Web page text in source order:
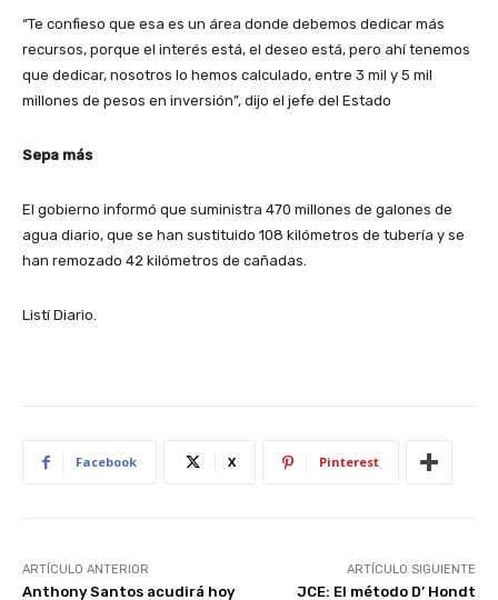
“Te confieso que esa es un área donde debemos dedicar más
recursos, porque el interés está, el deseo está, pero ahí tenemos
que dedicar, nosotros lo hemos calculado, entre 3 mil y 5 mil
millones de pesos en inversión”, dijo el jefe del Estado
Sepa más
El gobierno informó que suministra 470 millones de galones de
agua diario, que se han sustituido 108 kilómetros de tubería y se
han remozado 42 kilómetros de cañadas.
Listí Diario.
Facebook X Pinterest
ARTÍCULO ANTERIOR
Anthony Santos acudirá hoy
ARTÍCULO SIGUIENTE
JCE: El método D’ Hondt